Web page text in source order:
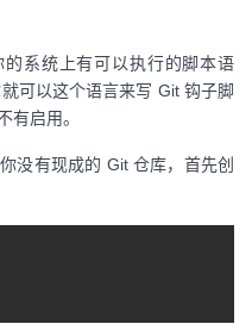
系统上有可以执行的脚本语
可以这个语言来写 Git 钩子脚
有启用。
没有现成的 Git 仓库，首先创